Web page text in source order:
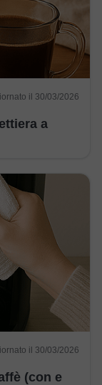
il 30/03/2026
a
il 30/03/2026
(con e